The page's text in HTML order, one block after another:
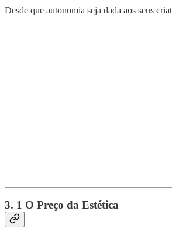
Desde que autonomia seja dada aos seus
3. 1 O Preço da Estética